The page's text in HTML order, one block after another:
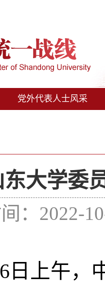
党外代表人士风采
东大学委
：2022-
日上午，